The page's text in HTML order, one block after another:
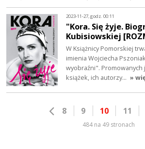
2023-11-27, godz. 00:11
"Kora. Się żyje.
Kubisiowskiej
W Książnicy Pomorskiej
imienia Wojciecha
wyobraźni".
książek, ich autorzy… »
8 9 10 11
484 na 49 stronach